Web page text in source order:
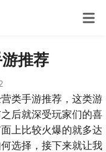
推荐
类手游推荐，这类游
后就深受玩家们的喜
上比较火爆的就多达
选择，接下来就让我